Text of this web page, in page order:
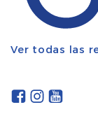
Ver todas las